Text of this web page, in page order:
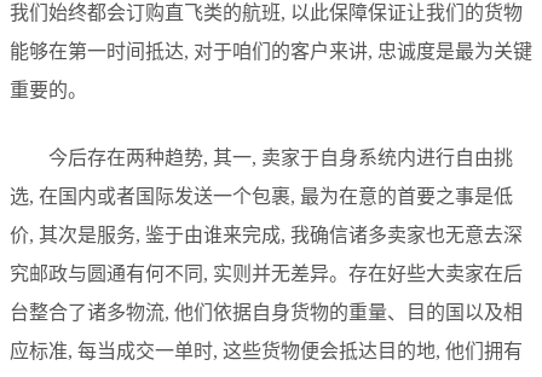
我们始终都会订购直飞类的航班, 以此保障保证让我们的货物
能够在第一时间抵达, 对于咱们的客户来讲, 忠诚度是最为关键
重要的。
今后存在两种趋势, 其一, 卖家于自身系统内进行自由挑
选, 在国内或者国际发送一个包裹, 最为在意的首要之事是低
价, 其次是服务, 鉴于由谁来完成, 我确信诸多卖家也无意去深
究邮政与圆通有何不同, 实则并无差异。存在好些大卖家在后
台整合了诸多物流, 他们依据自身货物的重量、目的国以及相
应标准, 每当成交一单时, 这些货物便会抵达目的地, 他们拥有